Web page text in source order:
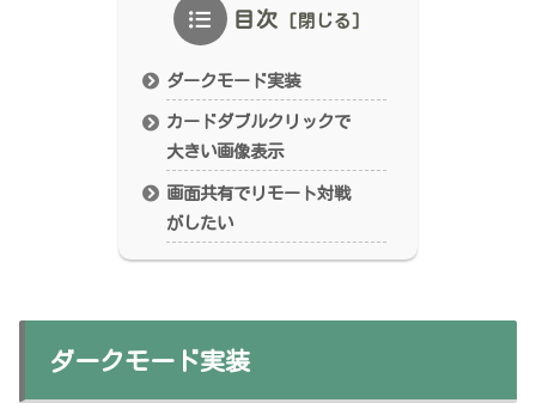
目次
ダークモード実装
カードダブルクリックで
大きい画像表示
画面共有でリモート対戦
がしたい
ダークモード実装